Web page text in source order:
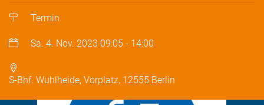
Termin
Sa. 4. Nov. 2023 09:05 - 14:00
S-Bhf. Wuhlheide, Vorplatz, 12555 Berlin